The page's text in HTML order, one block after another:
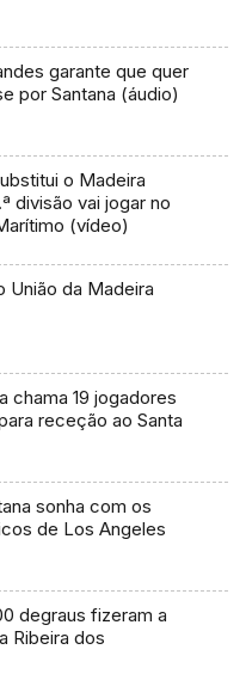
garante que quer
por Santana (áudio)
o Madeira
divisão vai jogar no
(vídeo)
União da Madeira
chama 19 jogadores
receção ao Santa
sonha com os
de Los Angeles
degraus fizeram a
Ribeira dos